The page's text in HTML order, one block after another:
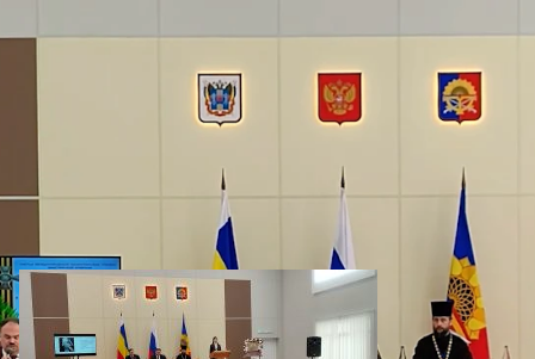
Миллеровское ТЕЛЕВИДЕНИЕ
Форум III Международных
Палестинских чтений
1 год назад